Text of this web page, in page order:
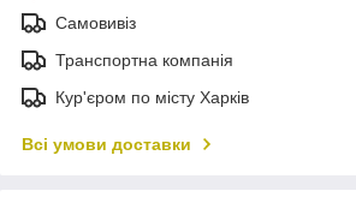
Самовивіз
Транспортна компанія
Кур'єром по місту Харків
Всі умови доставки